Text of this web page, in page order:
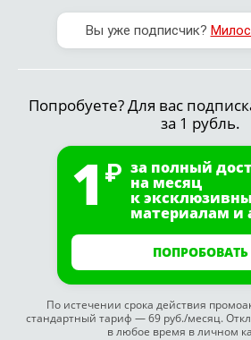
Вы уже подписчик?
Попробуете? Для вас
за 1 рубль.
1 за полный
на месяц
к
материалам и
ПОПРОБОВАТЬ
По истечении срока действия
стандартный тариф — 69 руб./месяц.
в любое время в личном